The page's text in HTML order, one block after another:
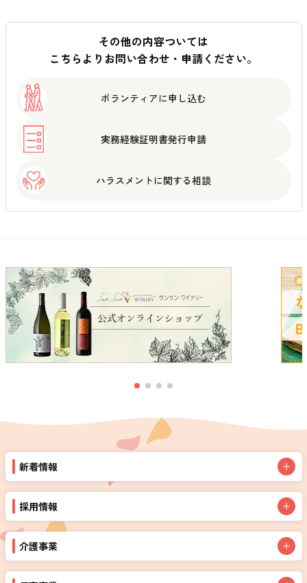
その他の内容ついては
こちらよりお問い合わせ・申請ください。
ボランティアに申し込む
実務経験証明書発行申請
ハラスメントに関する相談
新着情報
採用情報
介護事業